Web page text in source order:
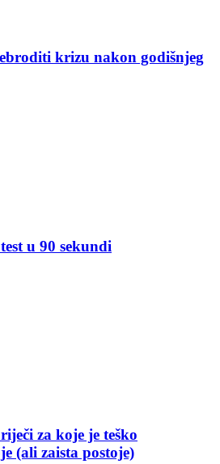
krizu nakon godišnjeg
u 90 sekundi
za koje je teško
(ali zaista postoje)